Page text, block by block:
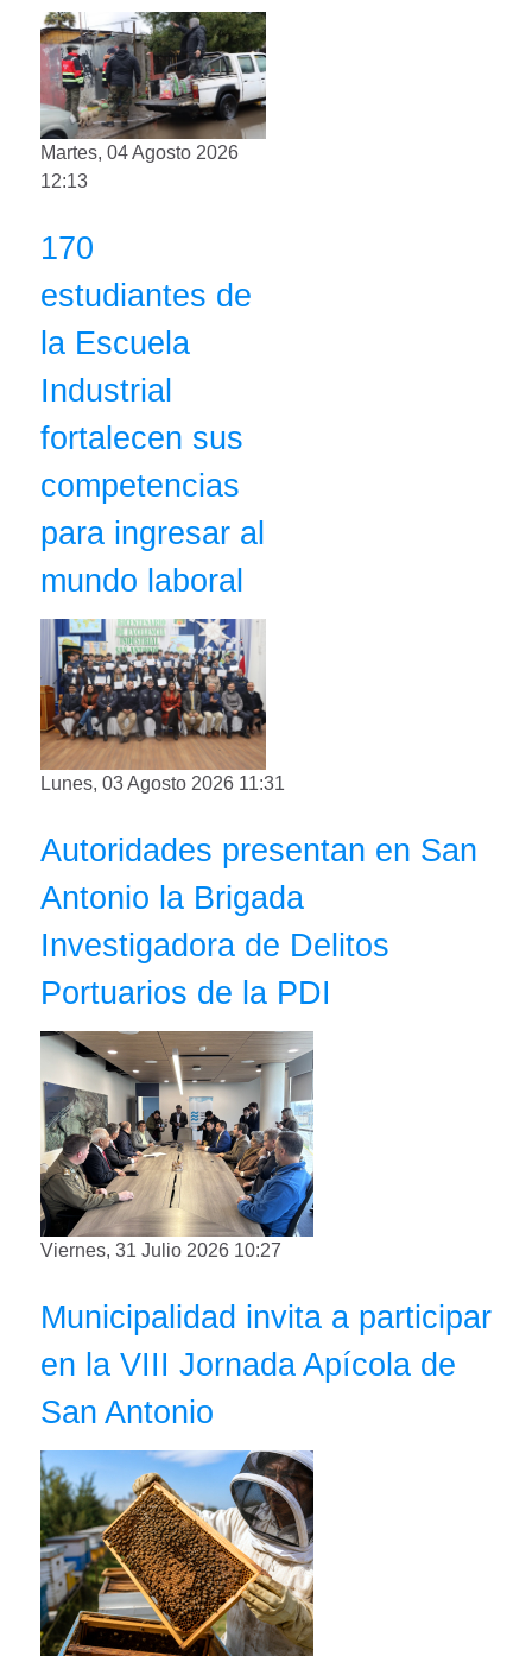
Martes, 04 Agosto 2026
12:13
170
estudiantes de
la Escuela
Industrial
fortalecen sus
competencias
para ingresar al
mundo laboral
Lunes, 03 Agosto 2026 11:31
Autoridades presentan en San
Antonio la Brigada
Investigadora de Delitos
Portuarios de la PDI
Viernes, 31 Julio 2026 10:27
Municipalidad invita a participar
en la VIII Jornada Apícola de
San Antonio